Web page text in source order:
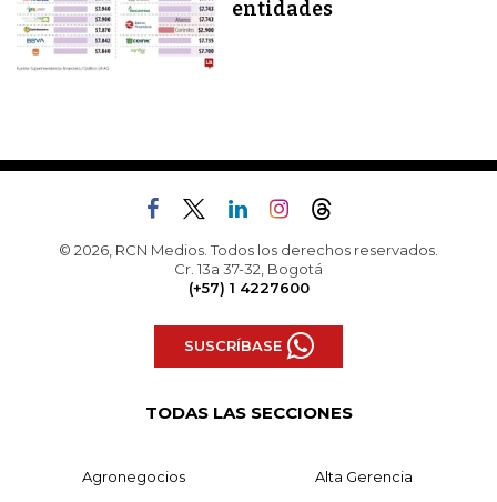
entidades
© 2026, RCN Medios. Todos los derechos reservados.
Cr. 13a 37-32, Bogotá
(+57) 1 4227600
SUSCRÍBASE
TODAS LAS SECCIONES
Agronegocios Alta Gerencia